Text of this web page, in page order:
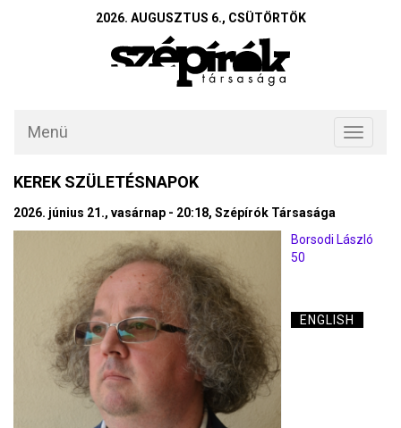
2026. AUGUSZTUS 6., CSÜTÖRTÖK
Toggle
Menü
KEREK SZÜLETÉSNAPOK
2026. június 21., vasárnap - 20:18, Szépírók Társasága
Borsodi László
50
ENGLISH